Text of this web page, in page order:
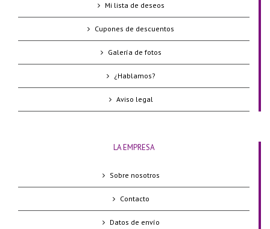
Mi lista de deseos
Cupones de descuentos
Galería de fotos
¿Hablamos?
Aviso legal
LA EMPRESA
Sobre nosotros
Contacto
Datos de envío